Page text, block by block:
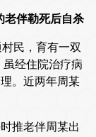
老伴勒死后自杀
民，育有一双
经住院治疗病
。近两年周某
推老伴周某出